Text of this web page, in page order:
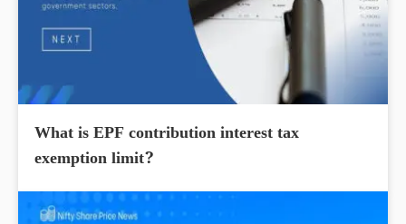
What is EPF contribution interest tax
exemption limit?